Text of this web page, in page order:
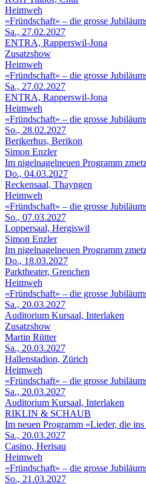
Heimweh
«Fründschaft» – die grosse
Sa., 27.02.2027
ENTRA, Rapperswil-Jona
Zusatzshow
Heimweh
«Fründschaft» – die grosse
Sa., 27.02.2027
ENTRA, Rapperswil-Jona
Heimweh
«Fründschaft» – die grosse
So., 28.02.2027
Berikerhus, Berikon
Simon Enzler
Im nigelnagelneuen Programm
Do., 04.03.2027
Reckensaal, Thayngen
Heimweh
«Fründschaft» – die grosse
So., 07.03.2027
Loppersaal, Hergiswil
Simon Enzler
Im nigelnagelneuen Programm
Do., 18.03.2027
Parktheater, Grenchen
Heimweh
«Fründschaft» – die grosse
Sa., 20.03.2027
Auditorium Kursaal, Interlaken
Zusatzshow
Martin Rütter
Sa., 20.03.2027
Hallenstadion, Zürich
Heimweh
«Fründschaft» – die grosse
Sa., 20.03.2027
Auditorium Kursaal, Interlaken
RIKLIN & SCHAUB
Im neuen Programm «Lieder, die
Sa., 20.03.2027
Casino, Herisau
Heimweh
«Fründschaft» – die grosse
So., 21.03.2027